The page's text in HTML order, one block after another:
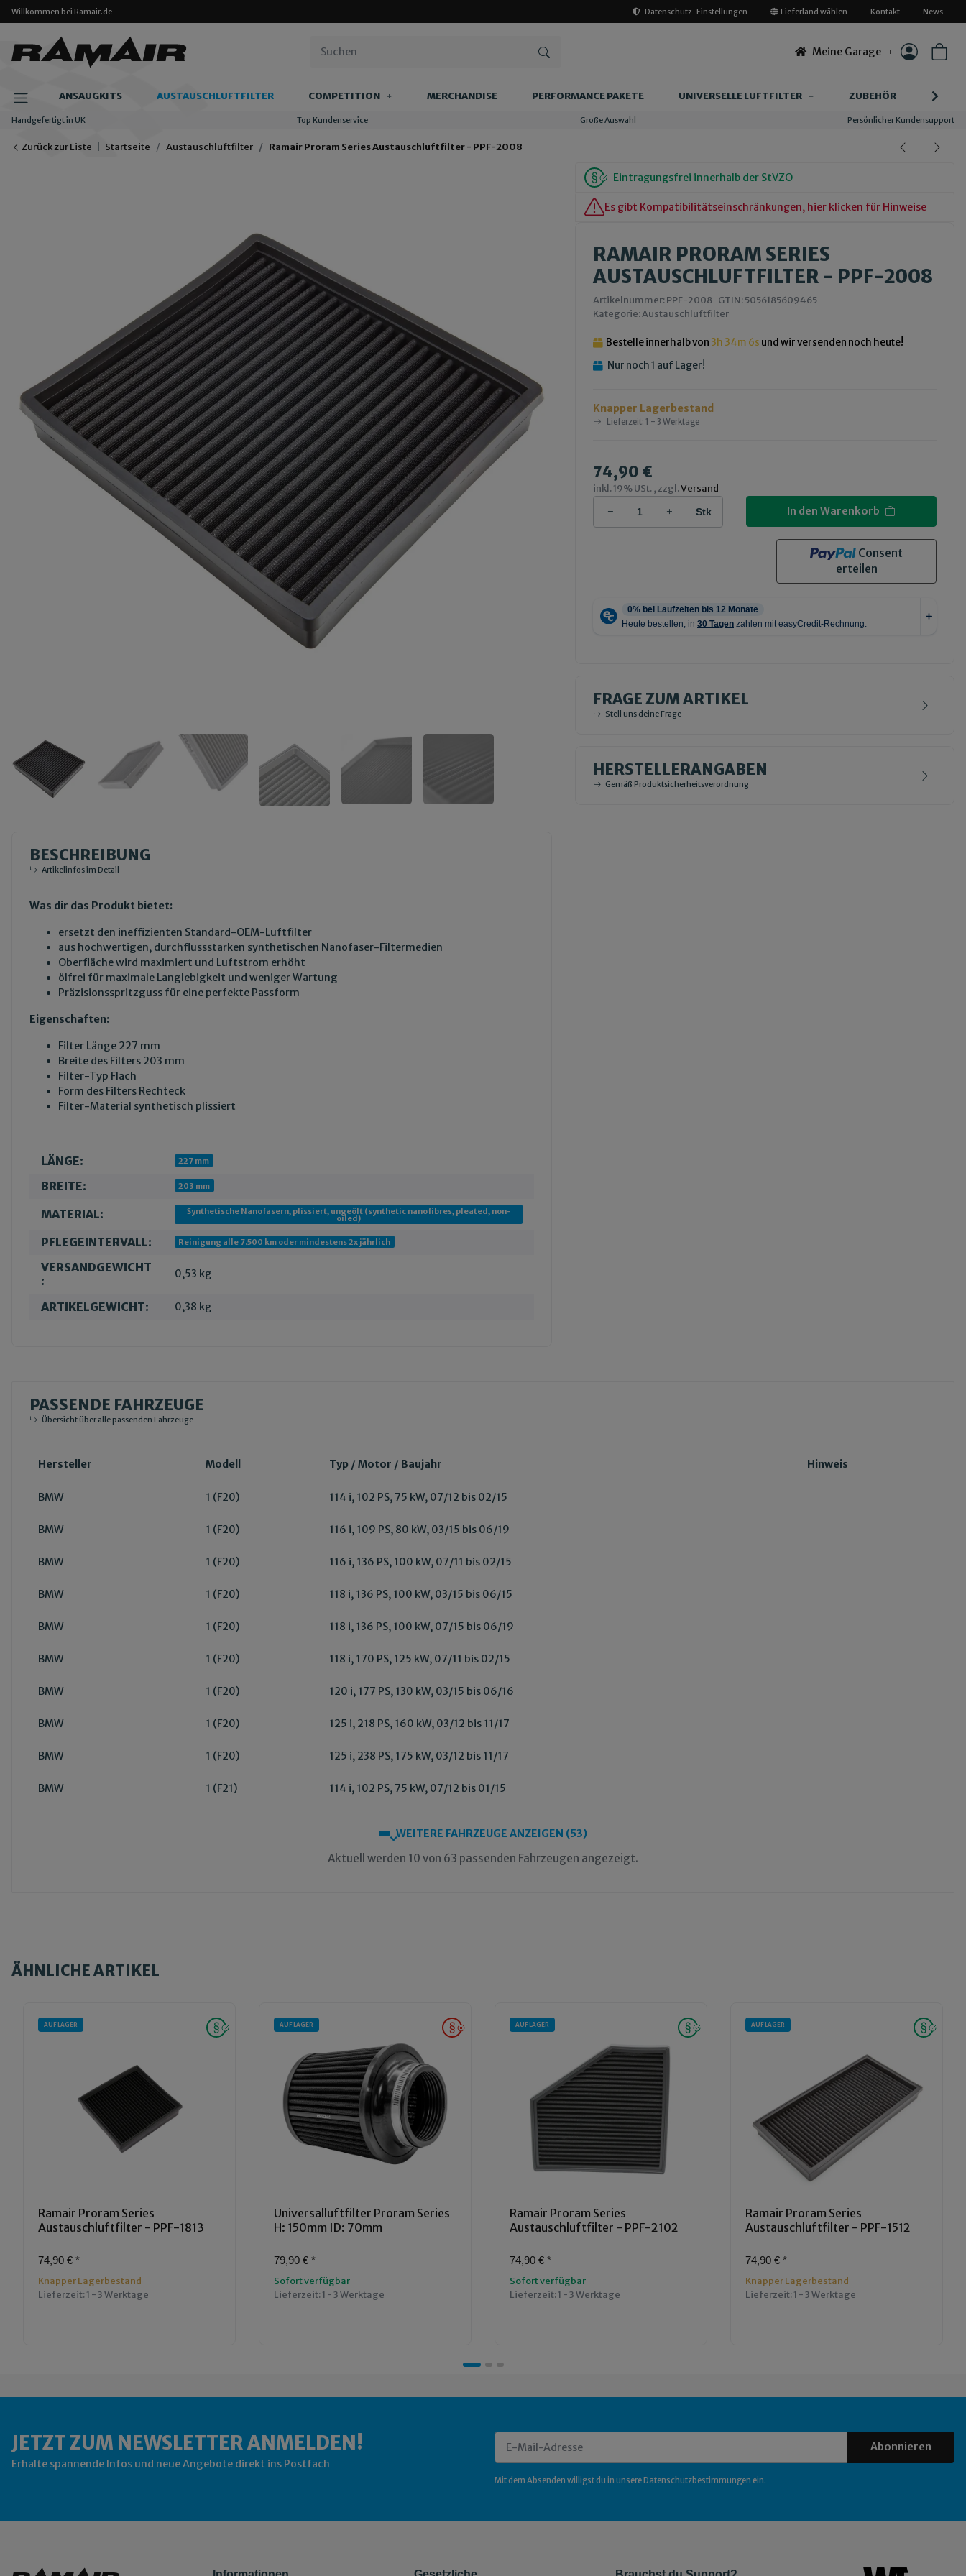
Willkommen bei Ramair.de Datenschutz-Einstellungen Lieferland wählen Kontakt News
Meine Garage
ANSAUGKITS AUSTAUSCHLUFTFILTER COMPETITION MERCHANDISE PERFORMANCE PAKETE UNIVERSELLE LUFTFILTER ZUBEHÖR
Handgefertigt in UK Top Kundenservice Große Auswahl Persönlicher Kundensupport
Zurück zur Liste Startseite Austauschluftfilter Ramair Proram Series Austauschluftfilter - PPF-2008
Eintragungsfrei innerhalb der StVZO
Es gibt Kompatibilitätseinschränkungen, hier klicken für Hinweise
RAMAIR PRORAM SERIES
AUSTAUSCHLUFTFILTER - PPF-2008
Artikelnummer:PPF-2008 GTIN:5056185609465
Kategorie:Austauschluftfilter
Bestelle innerhalb von 3h 34m 5s und wir versenden noch heute!
Nur noch 1 auf Lager!
Knapper Lagerbestand
Lieferzeit: 1 - 3 Werktage
74,90 €
inkl. 19% USt. , zzgl.Versand
Stk In den Warenkorb
Consent
erteilen
FRAGE ZUM ARTIKEL
Stell uns deine Frage
HERSTELLERANGABEN
Gemäß Produktsicherheitsverordnung
BESCHREIBUNG
Artikelinfos im Detail
Was dir das Produkt bietet:
ersetzt den ineffizienten Standard-OEM-Luftfilter
aus hochwertigen, durchflussstarken synthetischen Nanofaser-Filtermedien
Oberfläche wird maximiert und Luftstrom erhöht
ölfrei für maximale Langlebigkeit und weniger Wartung
Präzisionsspritzguss für eine perfekte Passform
Eigenschaften:
Filter Länge 227 mm
Breite des Filters 203 mm
Filter-Typ Flach
Form des Filters Rechteck
Filter-Material synthetisch plissiert
Produkteigenschaft
Wert
LÄNGE: 227 mm
BREITE: 203 mm
MATERIAL: Synthetische Nanofasern, plissiert, ungeölt (synthetic nanofibres, pleated, non-
oiled)
PFLEGEINTERVALL: Reinigung alle 7.500 km oder mindestens 2x jährlich
VERSANDGEWICHT
:
0,53 kg
ARTIKELGEWICHT: 0,38 kg
PASSENDE FAHRZEUGE
Übersicht über alle passenden Fahrzeuge
Hersteller Modell Typ / Motor / Baujahr Hinweis
BMW 1 (F20) 114 i, 102 PS, 75 kW, 07/12 bis 02/15
BMW 1 (F20) 116 i, 109 PS, 80 kW, 03/15 bis 06/19
BMW 1 (F20) 116 i, 136 PS, 100 kW, 07/11 bis 02/15
BMW 1 (F20) 118 i, 136 PS, 100 kW, 03/15 bis 06/15
BMW 1 (F20) 118 i, 136 PS, 100 kW, 07/15 bis 06/19
BMW 1 (F20) 118 i, 170 PS, 125 kW, 07/11 bis 02/15
BMW 1 (F20) 120 i, 177 PS, 130 kW, 03/15 bis 06/16
BMW 1 (F20) 125 i, 218 PS, 160 kW, 03/12 bis 11/17
BMW 1 (F20) 125 i, 238 PS, 175 kW, 03/12 bis 11/17
BMW 1 (F21) 114 i, 102 PS, 75 kW, 07/12 bis 01/15
WEITERE FAHRZEUGE ANZEIGEN (53)
Aktuell werden 10 von 63 passenden Fahrzeugen angezeigt.
ÄHNLICHE ARTIKEL
AUF LAGER
Ramair Proram Series
Austauschluftfilter - PPF-1813
74,90 € *
Knapper Lagerbestand
Lieferzeit:1 - 3 Werktage
AUF LAGER
Universalluftfilter Proram Series
H: 150mm ID: 70mm
79,90 € *
Sofort verfügbar
Lieferzeit:1 - 3 Werktage
AUF LAGER
Ramair Proram Series
Austauschluftfilter - PPF-2102
74,90 € *
Sofort verfügbar
Lieferzeit:1 - 3 Werktage
AUF LAGER
Ramair Proram Series
Austauschluftfilter - PPF-1512
74,90 € *
Knapper Lagerbestand
Lieferzeit:1 - 3 Werktage
JETZT ZUM NEWSLETTER ANMELDEN!
Erhalte spannende Infos und neue Angebote direkt ins Postfach
Abonnieren
Mit dem Absenden willigst du in unsereDatenschutzbestimmungen ein.